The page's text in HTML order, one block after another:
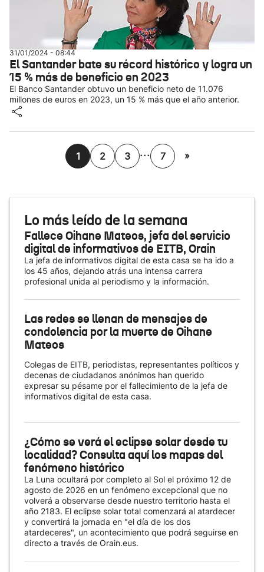
31/01/2024 - 08:44
El Santander bate su récord histórico y logra un
15 % más de beneficio en 2023
El Banco Santander obtuvo un beneficio neto de 11.076
millones de euros en 2023, un 15 % más que el año anterior.
1 2 3 ... 7 »
Lo más leído de la semana
Fallece Oihane Mateos, jefa del servicio
digital de informativos de EITB, Orain
La jefa de informativos digital de esta casa se ha ido a
los 45 años, dejando atrás una intensa carrera
profesional unida al periodismo y la información.
Las redes se llenan de mensajes de
condolencia por la muerte de Oihane
Mateos
Colegas de EITB, periodistas, representantes políticos y
decenas de ciudadanos anónimos han querido
expresar su pésame por el fallecimiento de la jefa de
informativos digital de esta casa.
¿Cómo se verá el eclipse solar desde tu
localidad? Consulta aquí los mapas del
fenómeno histórico
La Luna ocultará por completo al Sol el próximo 12 de
agosto de 2026 en un fenómeno excepcional que no
volverá a observarse desde nuestro territorio hasta el
año 2183. El eclipse solar total comenzará al atardecer
y convertirá la jornada en "el día de los dos
atardeceres", un acontecimiento que podrá seguirse en
directo a través de Orain.eus.